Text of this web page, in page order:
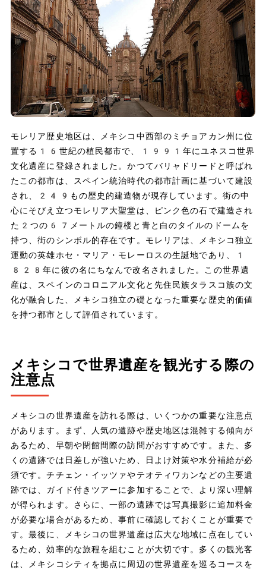
モレリア歴史地区は、メキシコ中西部のミチョアカン州に位
置する16世紀の植民都市で、1991年にユネスコ世界
文化遺産に登録されました。かつてバリャドリードと呼ばれ
たこの都市は、スペイン統治時代の都市計画に基づいて建設
され、249もの歴史的建造物が現存しています。街の中
心にそびえ立つモレリア大聖堂は、ピンク色の石で建造され
た2つの67メートルの鐘楼と青と白のタイルのドームを
持つ、街のシンボル的存在です。モレリアは、メキシコ独立
運動の英雄ホセ・マリア・モレーロスの生誕地であり、1
828年に彼の名にちなんで改名されました。この世界遺
産は、スペインのコロニアル文化と先住民族タラスコ族の文
化が融合した、メキシコ独立の礎となった重要な歴史的価値
を持つ都市として評価されています。
メキシコで世界遺産を観光する際の
注意点
メキシコの世界遺産を訪れる際は、いくつかの重要な注意点
があります。まず、人気の遺跡や歴史地区は混雑する傾向が
あるため、早朝や閉館間際の訪問がおすすめです。また、多
くの遺跡では日差しが強いため、日よけ対策や水分補給が必
須です。チチェン・イッツァやテオティワカンなどの主要遺
跡では、ガイド付きツアーに参加することで、より深い理解
が得られます。さらに、一部の遺跡では写真撮影に追加料金
が必要な場合があるため、事前に確認しておくことが重要で
す。最後に、メキシコの世界遺産は広大な地域に点在してい
るため、効率的な旅程を組むことが大切です。多くの観光客
は、メキシコシティを拠点に周辺の世界遺産を巡るコースを